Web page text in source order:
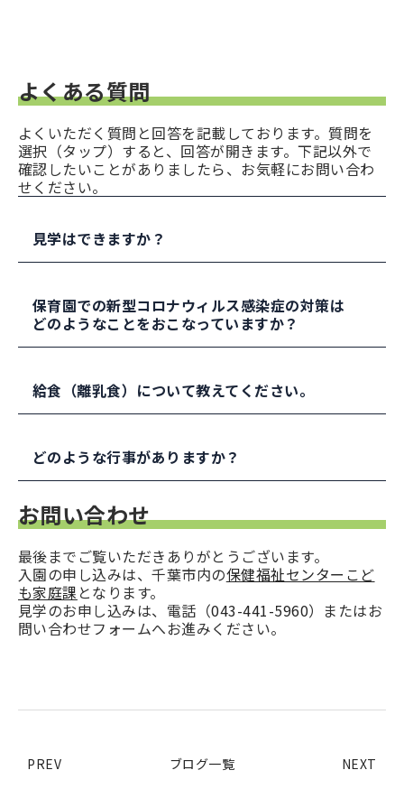
よくある質問
よくいただく質問と回答を記載しております。質問を
選択（タップ）すると、回答が開きます。下記以外で
確認したいことがありましたら、お気軽にお問い合わ
せください。
見学はできますか？
範囲で見学の対応をおこなっております。
見学をご希望の方は、お問い合わせください。
保育園での新型コロナウィルス感染症の対策は
どのようなことをおこなっていますか？
布団と布団の距離が近いときはつい立てを設置し
設けています。
給食（離乳食）について教えてください。
います。
状況を把握し、保護者と相談して提供していま
す。
どのような行事がありますか？
季節の行事やお誕生日会を子どもたちと職員で実
施しています。身体測定（身長・体重）は毎月実
康診断が年2回、嘱託歯科医（なかがわ歯科クリニ
ック）による歯科検診が年1回あります。
保護者が参加する行事は年2～3回ございますが、
感染症の状況による縮小や中止の場合がありま
す。
お問い合わせ
最後までご覧いただきありがとうございます。
入園の申し込みは、千葉市内の保健福祉センターこど
も家庭課 となります。
見学のお申し込みは、電話（043-441-5960）またはお
問い合わせフォームへお進みください。
PREV ブログ一覧 NEXT